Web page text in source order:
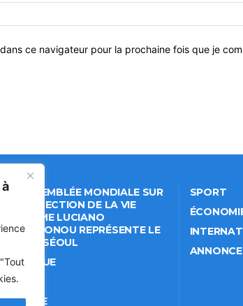
ce navigateur pour la prochaine fois que je
47ᵉ ASSEMBLÉE MONDIALE SUR
LA PROTECTION DE LA VIE
PRIVÉE: ME LUCIANO
REPRÉSENTE LE
BÉNIN À SÉOUL
POLITIQUE
SPORT